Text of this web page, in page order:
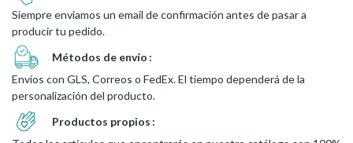
Siempre enviamos un email de confirmación antes de pasar a
producir tu pedido.
Métodos de envío
Envíos con GLS, Correos o FedEx. El tiempo dependerá de la
personalización del producto.
Productos propios